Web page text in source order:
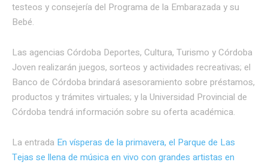
testeos y consejería del Programa de la Embarazada y su
Bebé.
Las agencias Córdoba Deportes, Cultura, Turismo y Córdoba
Joven realizarán juegos, sorteos y actividades recreativas; el
Banco de Córdoba brindará asesoramiento sobre préstamos,
productos y trámites virtuales; y la Universidad Provincial de
Córdoba tendrá información sobre su oferta académica.
La entrada En vísperas de la primavera, el Parque de Las
Tejas se llena de música en vivo con grandes artistas en